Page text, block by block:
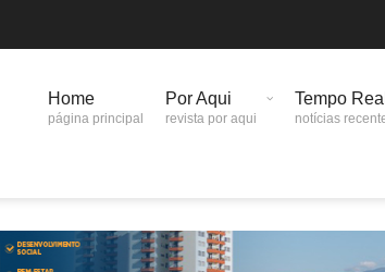
Home
página principal
Por Aqui
revista por aqui
Tempo Real
notícias